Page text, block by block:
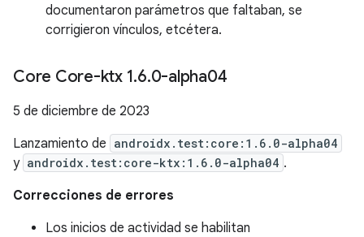
documentaron parámetros que faltaban, se
corrigieron vínculos, etcétera.
Core Core-ktx 1.6.0-alpha04
5 de diciembre de 2023
Lanzamiento de androidx.test:core:1.6.0-alpha04
y androidx.test:core-ktx:1.6.0-alpha04 .
Correcciones de errores
Los inicios de actividad se habilitan